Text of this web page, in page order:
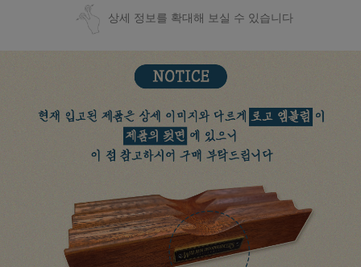
상세 정보를 확대해 보실 수 있습니다